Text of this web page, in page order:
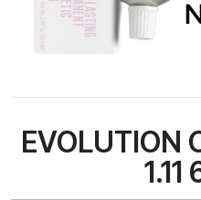
EVOLUTION